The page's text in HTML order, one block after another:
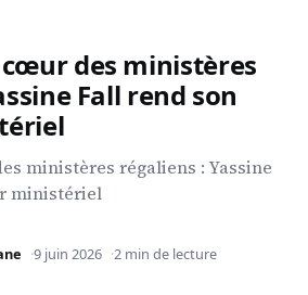
des ministères
Fall rend son
ministères régaliens : Yassine
ministériel
9 juin 2026 2 min de lecture